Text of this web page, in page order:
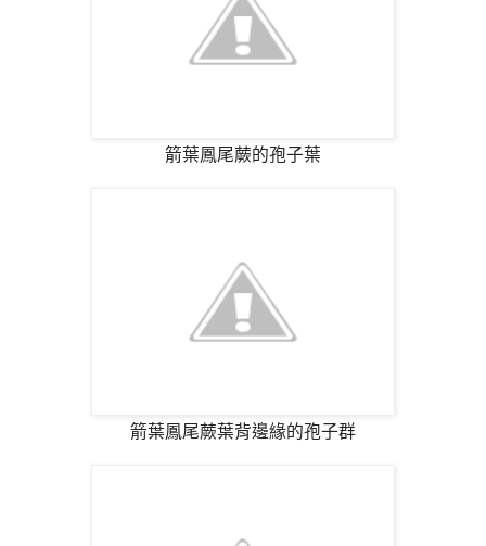
箭葉鳳尾蕨的孢子葉
箭葉鳳尾蕨葉背邊緣的孢子群